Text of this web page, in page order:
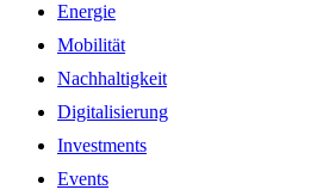
Energie
Mobilität
Nachhaltigkeit
Digitalisierung
Investments
Events